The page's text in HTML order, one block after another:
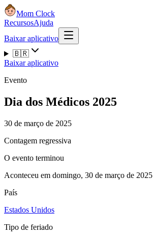
Mom Clock
RecursosAjuda
Baixar aplicativo
🇧🇷
Baixar aplicativo
Evento
Dia dos Médicos 2025
30 de março de 2025
Contagem regressiva
O evento terminou
Aconteceu em domingo, 30 de março de 2025
País
Estados Unidos
Tipo de feriado